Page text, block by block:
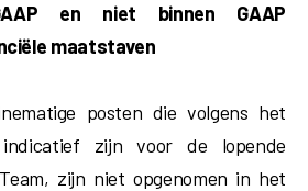
en niet binnen GAAP
maatstaven
posten die volgens het
zijn voor de lopende
zijn niet opgenomen in het